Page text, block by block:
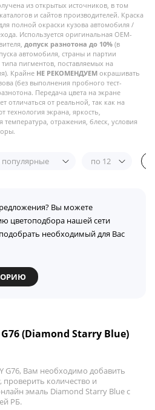
из открытых источников, в том
и сайтов производителей. Краска
полной окраски кузова автомобиля /
Используется оригинальная OEM-
допуск разнотона до 10% (в
автомобиля, страны и партии
пигментов, поставляемых на
Крайне НЕ РЕКОМЕНДУЕМ окрашивать
(без выполнения пробного тест-
Передача цвета на экране
отличаться от реальной, так как на
технология экрана, яркость,
температура, отражения, блеск, условия
популярные по 12
Вы можете
цветоподбора нашей сети
необходимый для Вас
G76 (Diamond Starry Blue)
G76, Вам необходимо добавить
количество и
эмаль Diamond Starry Blue с
РБ.